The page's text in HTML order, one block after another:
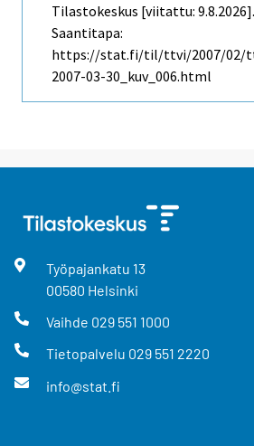
Tilastokeskus [viitattu: 9.8.2026].
Saantitapa:
https://stat.fi/til/ttvi/2007/02/
2007-03-30_kuv_006.html
Työpajankatu 13
00580 Helsinki
Vaihde 029 551 1000
Tietopalvelu 029 551 2220
info@stat.fi